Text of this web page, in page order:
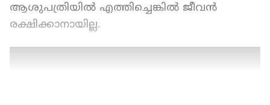
ആശുപത്രിയില്‍ എത്തിച്ചെങ്കില്‍ ജീവന്‍
രക്ഷിക്കാനായില്ല.